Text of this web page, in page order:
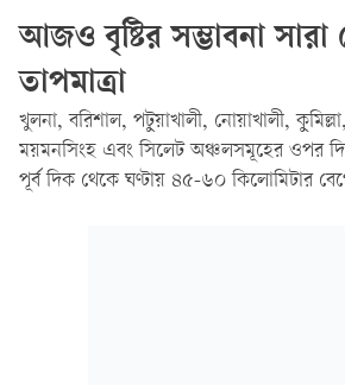
আজও বৃষ্টির সম্ভাবনা
তাপমাত্রা
খুলনা, বরিশাল, পটুয়াখালী, নোয়াখালী,
ময়মনসিংহ এবং সিলেট অঞ্চলসমূহের ওপর
পূর্ব দিক থেকে ঘণ্টায় ৪৫-৬০ কিলোমিটার